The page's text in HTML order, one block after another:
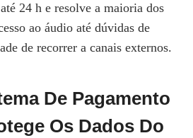
24 h e resolve a maioria dos
ao áudio até dúvidas de
de recorrer a canais externos.
De Pagamento
Os Dados Do